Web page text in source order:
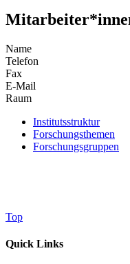
Name
Telefon
Fax
E-Mail
Raum
Institutsstruktur
Forschungsthemen
Forschungsgruppen
Top
Quick Links